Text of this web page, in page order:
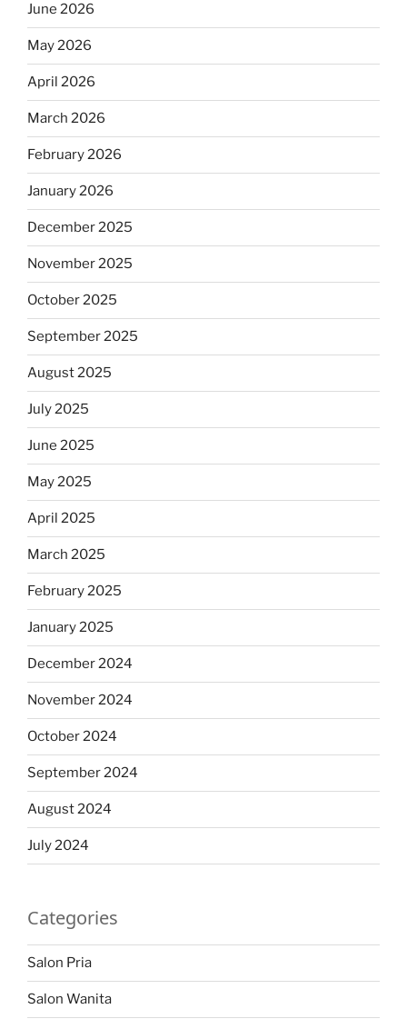
June 2026
May 2026
April 2026
March 2026
February 2026
January 2026
December 2025
November 2025
October 2025
September 2025
August 2025
July 2025
June 2025
May 2025
April 2025
March 2025
February 2025
January 2025
December 2024
November 2024
October 2024
September 2024
August 2024
July 2024
Categories
Salon Pria
Salon Wanita